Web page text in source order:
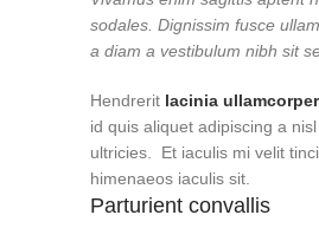
sodales. Dignissim fusce
a diam a vestibulum nibh sit
Hendrerit lacinia
id quis aliquet adipiscing a
ultricies. Et iaculis mi velit
himenaeos iaculis sit.
Parturient convallis